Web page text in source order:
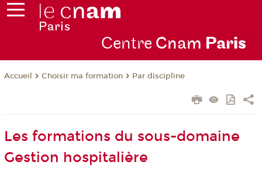
Centre Cnam Paris
Accueil Choisir ma formation Par discipline
Les formations du sous-domaine
Gestion hospitalière